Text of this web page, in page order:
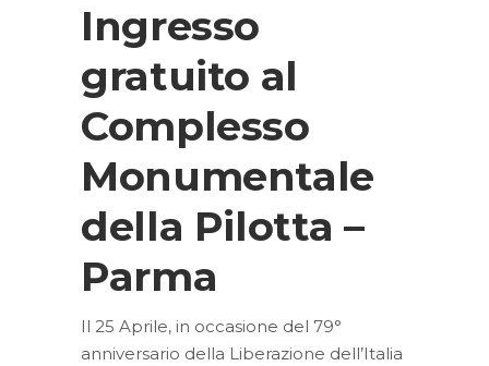
Ingresso
gratuito al
Complesso
Monumentale
della Pilotta –
Parma
Il 25 Aprile, in occasione del 79°
anniversario della Liberazione dell’Italia